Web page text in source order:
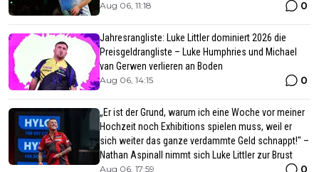
Aug 06, 11:18 0
Jahresrangliste: Luke Littler dominiert 2026 die
Preisgeldrangliste – Luke Humphries und Michael
van Gerwen verlieren an Boden
Aug 06, 14:15 0
„Er ist der Grund, warum ich eine Woche vor meiner
Hochzeit noch Exhibitions spielen muss, weil er
sich weiter das ganze verdammte Geld schnappt!" –
Nathan Aspinall nimmt sich Luke Littler zur Brust
Aug 06, 17:59 0